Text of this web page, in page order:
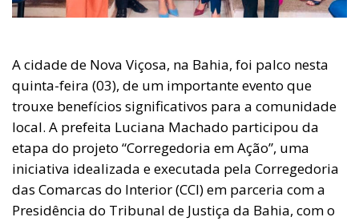
A cidade de Nova Viçosa, na Bahia, foi palco nesta
quinta-feira (03), de um importante evento que
trouxe benefícios significativos para a comunidade
local. A prefeita Luciana Machado participou da
etapa do projeto “Corregedoria em Ação”, uma
iniciativa idealizada e executada pela Corregedoria
das Comarcas do Interior (CCI) em parceria com a
Presidência do Tribunal de Justiça da Bahia, com o